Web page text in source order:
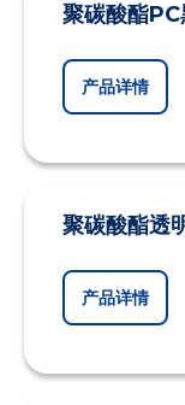
聚碳酸酯
产品详情
聚碳酸酯透
产品详情